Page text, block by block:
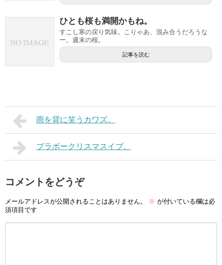
ひとも桜も満開かもね。
すこし寒の戻り気味。こりゃあ、混み合うだろうな
ー。週末の桜。
記事を読む
雨を背に笑うカワズ。
ブラボークリスマスイブ。
コメントをどうぞ
メールアドレスが公開されることはありません。 ※ が付いている欄は必
須項目です